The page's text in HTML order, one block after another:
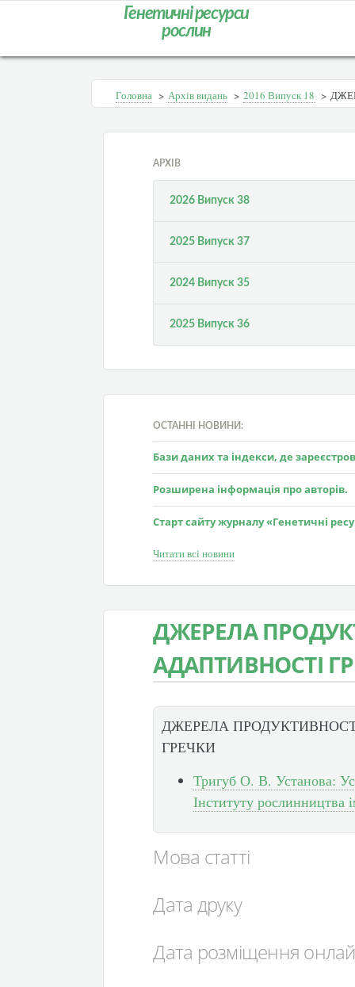
Генетичні ресурси
рослин
Головна > Архів видань > 2016 Випуск 18 >
АРХІВ
2026 Випуск 38
2025 Випуск 37
2024 Випуск 35
2025 Випуск 36
ОСТАННІ НОВИНИ:
Бази даних та індекси, де
Розширена інформація про авторів.
Старт сайту журналу «Генетичні
Читати всі новини
ДЖЕРЕЛА
АДАПТИВНОСТІ
ДЖЕРЕЛА
ГРЕЧКИ
Тригуб О. В. Установа:
Інституту
Мова статті
Дата друку
Дата розміщення